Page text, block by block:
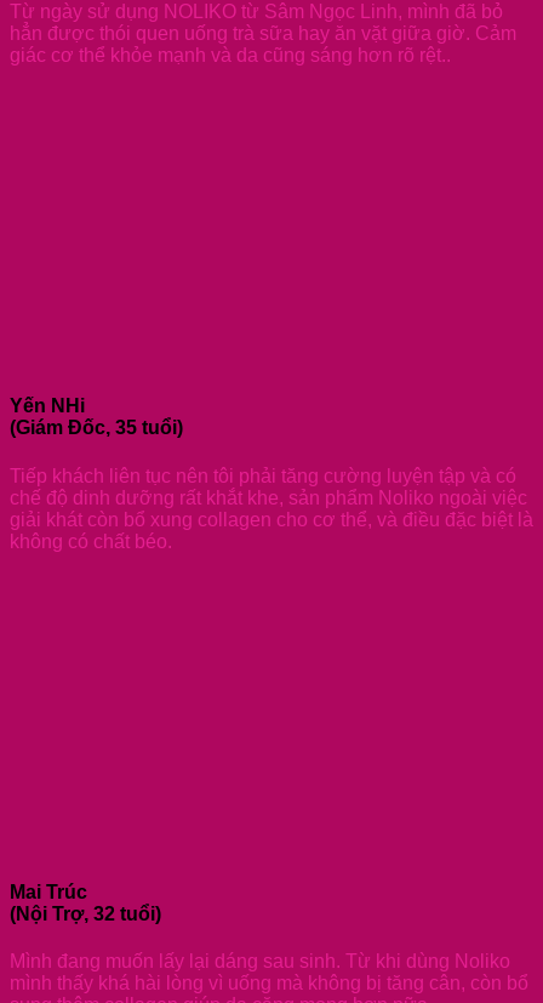
Từ ngày sử dụng NOLIKO từ Sâm Ngọc Linh, mình đã bỏ
hẳn được thói quen uống trà sữa hay ăn vặt giữa giờ. Cảm
giác cơ thể khỏe mạnh và da cũng sáng hơn rõ rệt..
Yến NHi
(Giám Đốc, 35 tuổi)
Tiếp khách liên tục nên tôi phải tăng cường luyện tập và có
chế độ dinh dưỡng rất khắt khe, sản phẩm Noliko ngoài việc
giải khát còn bổ xung collagen cho cơ thể, và điều đặc biệt là
không có chất béo.
Mai Trúc
(Nội Trợ, 32 tuổi)
Mình đang muốn lấy lại dáng sau sinh. Từ khi dùng Noliko
mình thấy khá hài lòng vì uống mà không bị tăng cân, còn bổ